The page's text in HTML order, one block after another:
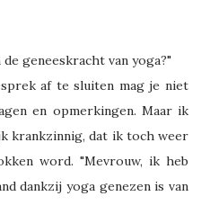
geneeskracht van yoga?"
af te sluiten mag je niet
en opmerkingen. Maar ik
krankzinnig, dat ik toch weer
word. "Mevrouw, ik heb
dankzij yoga genezen is van